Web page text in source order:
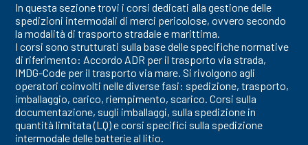
In questa sezione trovi i corsi dedicati alla gestione delle
spedizioni intermodali di merci pericolose, ovvero secondo
la modalità di trasporto stradale e marittima.
I corsi sono strutturati sulla base delle specifiche normative
di riferimento: Accordo ADR per il trasporto via strada,
IMDG-Code per il trasporto via mare. Si rivolgono agli
operatori coinvolti nelle diverse fasi: spedizione, trasporto,
imballaggio, carico, riempimento, scarico. Corsi sulla
documentazione, sugli imballaggi, sulla spedizione in
quantità limitata (LQ) e corsi specifici sulla spedizione
intermodale delle batterie al litio.